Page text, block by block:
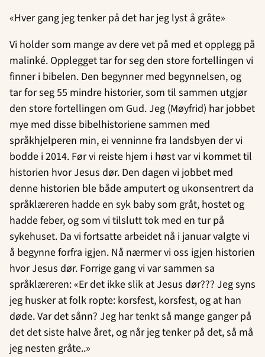
«Hver gang jeg tenker på det har jeg lyst å gråte»
Vi holder som mange av dere vet på med et opplegg på
malinké. Opplegget tar for seg den store fortellingen vi
finner i bibelen. Den begynner med begynnelsen, og
tar for seg 55 mindre historier, som til sammen utgjør
den store fortellingen om Gud. Jeg (Møyfrid) har jobbet
mye med disse bibelhistoriene sammen med
språkhjelperen min, ei venninne fra landsbyen der vi
bodde i 2014. Før vi reiste hjem i høst var vi kommet til
historien hvor Jesus dør. Den dagen vi jobbet med
denne historien ble både amputert og ukonsentrert da
språklæreren hadde en syk baby som gråt, hostet og
hadde feber, og som vi tilslutt tok med en tur på
sykehuset. Da vi fortsatte arbeidet nå i januar valgte vi
å begynne forfra igjen. Nå nærmer vi oss igjen historien
hvor Jesus dør. Forrige gang vi var sammen sa
språklæreren: «Er det ikke slik at Jesus dør??? Jeg syns
jeg husker at folk ropte: korsfest, korsfest, og at han
døde. Var det sånn? Jeg har tenkt så mange ganger på
det det siste halve året, og når jeg tenker på det, så må
jeg nesten gråte..»